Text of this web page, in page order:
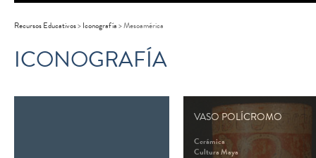
Recursos Educativos>Iconografía>Mesoamérica
ICONOGRAFÍA
VASO POLÍCROMO
Cerámica
Cultura Maya